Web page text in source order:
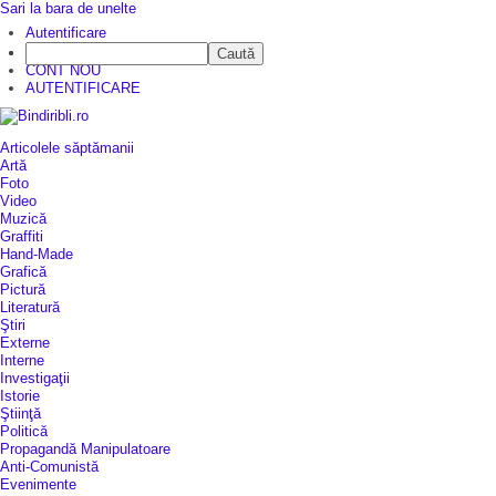
CONT NOU
AUTENTIFICARE
Articolele săptămanii
Artă
Foto
Video
Muzică
Graffiti
Hand-Made
Grafică
Pictură
Literatură
Ştiri
Externe
Interne
Investigaţii
Istorie
Ştiinţă
Politică
Propagandă Manipulatoare
Anti-Comunistă
Evenimente
Sari la bara de unelte
Autentificare
Caută